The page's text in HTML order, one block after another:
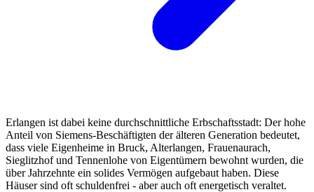
Erlangen ist dabei keine durchschnittliche Erbschaftsstadt: Der hohe
Anteil von Siemens-Beschäftigten der älteren Generation bedeutet,
dass viele Eigenheime in Bruck, Alterlangen, Frauenaurach,
Sieglitzhof und Tennenlohe von Eigentümern bewohnt wurden, die
über Jahrzehnte ein solides Vermögen aufgebaut haben. Diese
Häuser sind oft schuldenfrei - aber auch oft energetisch veraltet.